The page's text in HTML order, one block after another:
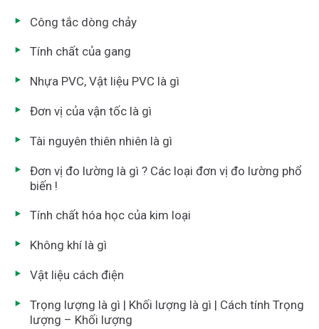
Công tắc dòng chảy
Tính chất của gang
Nhựa PVC, Vật liệu PVC là gì
Đơn vị của vận tốc là gì
Tài nguyên thiên nhiên là gì
Đơn vị đo lường là gì ? Các loại đơn vị đo lường phổ
biến !
Tính chất hóa học của kim loại
Không khí là gì
Vật liệu cách điện
Trọng lượng là gì | Khối lượng là gì | Cách tính Trọng
lượng – Khối lượng